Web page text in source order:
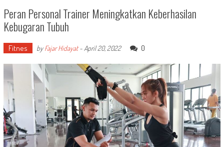
Peran Personal Trainer Meningkatkan Keberhasilan
Kebugaran Tubuh
Fitnes byFajar Hidayat- April 20, 2022 0